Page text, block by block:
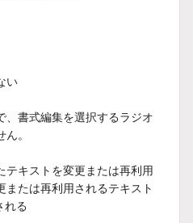
い
、書式編集を選択するラジオ
。
テキストを変更または再利用
または再利用されるテキスト
れる